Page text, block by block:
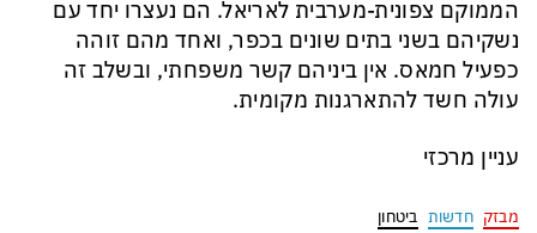
הממוקם צפונית-מערבית לאריאל. הם נעצרו יחד עם
נשקיהם בשני בתים שונים בכפר, ואחד מהם זוהה
כפעיל חמאס. אין ביניהם קשר משפחתי, ובשלב זה
עולה חשד להתארגנות מקומית.
עניין מרכזי
מבזק חדשות ביטחון